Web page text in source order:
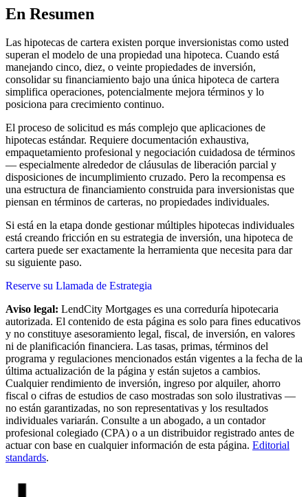
En Resumen
Las hipotecas de cartera existen porque inversionistas como usted
superan el modelo de una propiedad una hipoteca. Cuando está
manejando cinco, diez, o veinte propiedades de inversión,
consolidar su financiamiento bajo una única hipoteca de cartera
simplifica operaciones, potencialmente mejora términos y lo
posiciona para crecimiento continuo.
El proceso de solicitud es más complejo que aplicaciones de
hipotecas estándar. Requiere documentación exhaustiva,
empaquetamiento profesional y negociación cuidadosa de términos
— especialmente alrededor de cláusulas de liberación parcial y
disposiciones de incumplimiento cruzado. Pero la recompensa es
una estructura de financiamiento construida para inversionistas que
piensan en términos de carteras, no propiedades individuales.
Si está en la etapa donde gestionar múltiples hipotecas individuales
está creando fricción en su estrategia de inversión, una hipoteca de
cartera puede ser exactamente la herramienta que necesita para dar
su siguiente paso.
Reserve su Llamada de Estrategia
Aviso legal: LendCity Mortgages es una correduría hipotecaria
autorizada. El contenido de esta página es solo para fines educativos
y no constituye asesoramiento legal, fiscal, de inversión, en valores
ni de planificación financiera. Las tasas, primas, términos del
programa y regulaciones mencionados están vigentes a la fecha de la
última actualización de la página y están sujetos a cambios.
Cualquier rendimiento de inversión, ingreso por alquiler, ahorro
fiscal o cifras de estudios de caso mostradas son solo ilustrativas —
no están garantizadas, no son representativas y los resultados
individuales variarán. Consulte a un abogado, a un contador
profesional colegiado (CPA) o a un distribuidor registrado antes de
actuar con base en cualquier información de esta página. Editorial
standards.